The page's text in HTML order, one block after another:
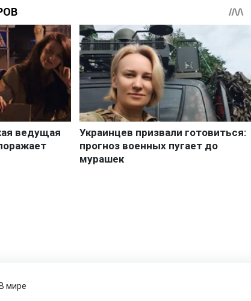
В мире